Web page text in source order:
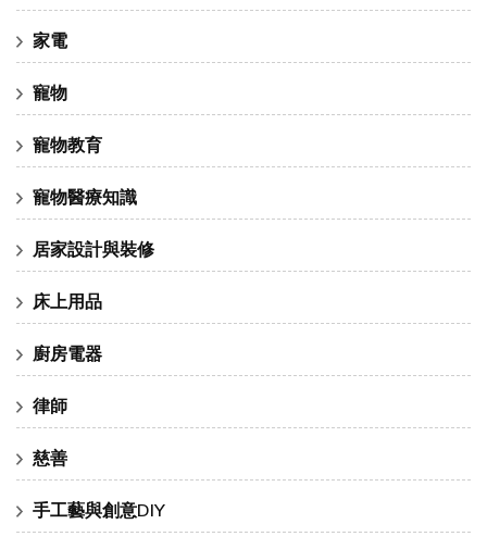
家電
寵物
寵物教育
寵物醫療知識
居家設計與裝修
床上用品
廚房電器
律師
慈善
手工藝與創意DIY